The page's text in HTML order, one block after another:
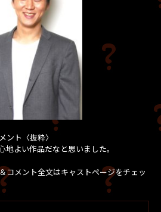
ト〈抜粋〉
よい作品だなと思いました。
メント全文はキャストページをチェッ